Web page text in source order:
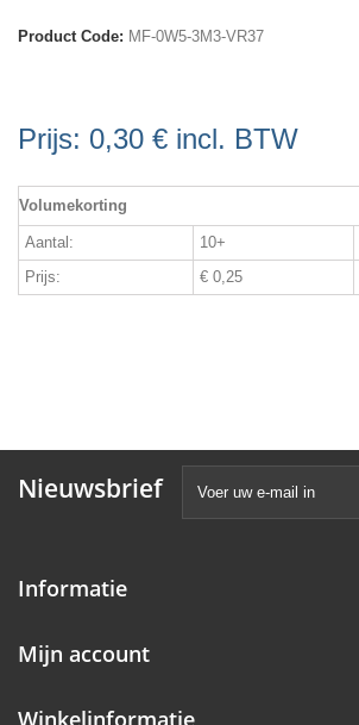
Product Code: MF-0W5-3M3-VR37
Prijs: 0,30 € incl. BTW
Volumekorting
Aantal: 10+
Prijs:
€ 0,25
Nieuwsbrief
Informatie
Mijn account
Winkelinformatie